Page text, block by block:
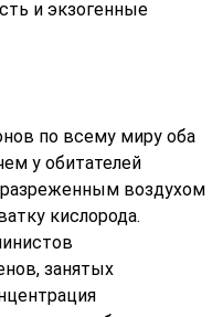
и экзогенные
по всему миру оба
у обитателей
воздухом
кислорода.
занятых